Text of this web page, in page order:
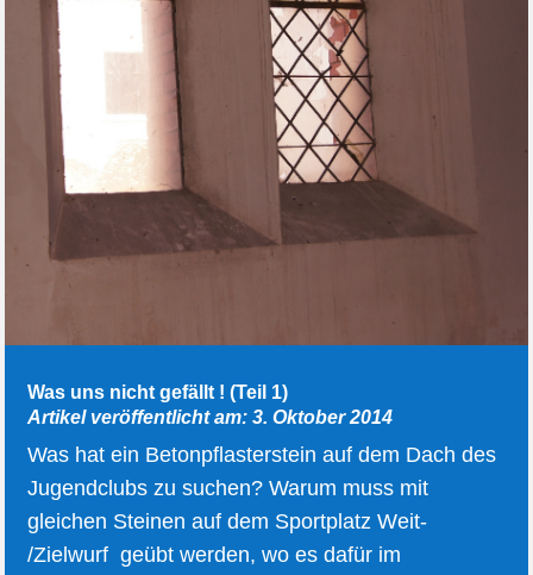
Was uns nicht gefällt ! (Teil 1)
Artikel veröffentlicht am: 3. Oktober 2014
Was hat ein Betonpflasterstein auf dem Dach des
Jugendclubs zu suchen? Warum muss mit
gleichen Steinen auf dem Sportplatz Weit-
/Zielwurf geübt werden, wo es dafür im